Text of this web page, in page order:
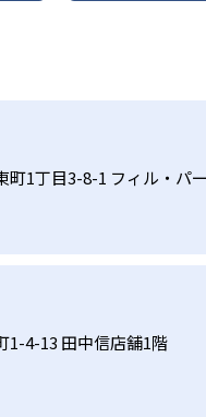
町1丁目3-8-1 フィル・パ
1-4-13 田中信店舗1階